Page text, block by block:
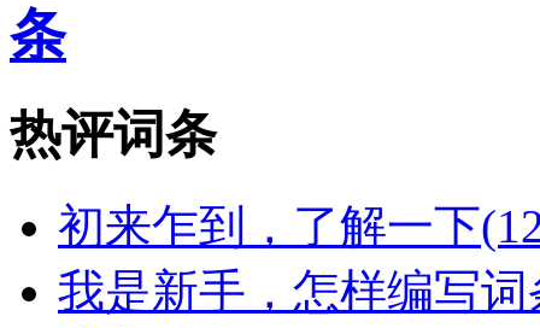
条
热评词条
初来乍到，了解一下
我是新手，怎样编写词